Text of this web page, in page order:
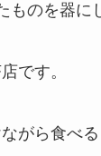
ものを器に
です。
がら食べ